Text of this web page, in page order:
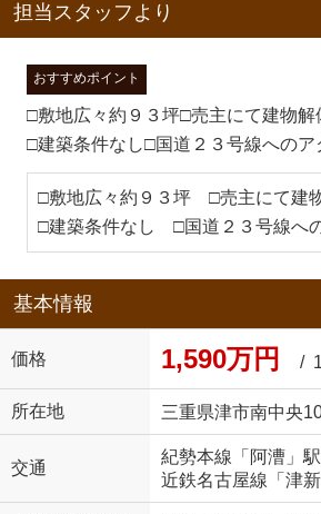
担当スタッフより
おすすめポイント
□敷地広々約９３坪□売主にて建物解
□建築条件なし□国道２３号線へのア
□敷地広々約９３坪 □売主にて建
□建築条件なし □国道２３号線へ
基本情報
価格 1,590万円 /
所在地 三重県津市南中央
交通
紀勢本線「阿漕」
近鉄名古屋線「津